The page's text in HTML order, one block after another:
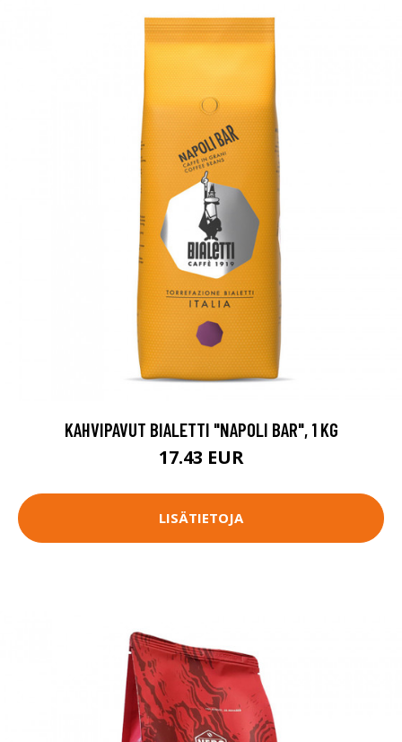
KAHVIPAVUT BIALETTI "NAPOLI BAR", 1 KG
17.43 EUR
LISÄTIETOJA